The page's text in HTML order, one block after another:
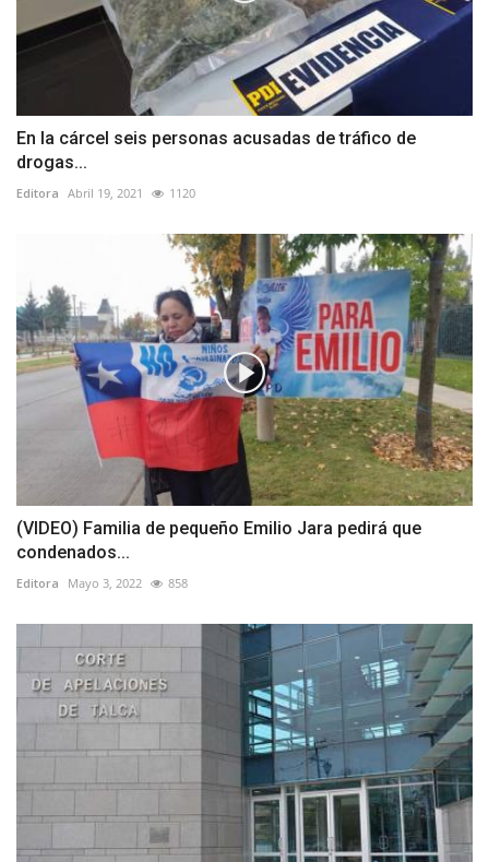
En la cárcel seis personas acusadas de tráfico de
drogas...
Editora Abril 19, 2021 1120
(VIDEO) Familia de pequeño Emilio Jara pedirá que
condenados...
Editora Mayo 3, 2022 858